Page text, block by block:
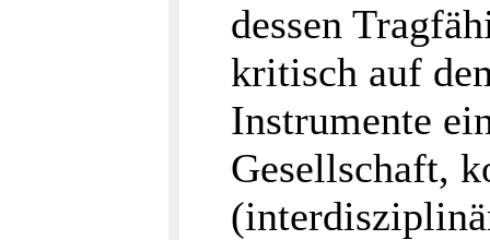
dessen
kritisch auf
Instrumente
Gesellschaft,